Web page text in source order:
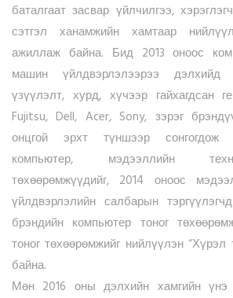
баталгаат засвар үйлчилгээ,
сэтгэл ханамжийн хамтаар
ажиллаж байна. Бид 2013 оноос
машин үйлдвэрлэлээрээ дэлхийд
үзүүлэлт, хурд, хүчээр гайхагдсан
Fujitsu, Dell, Acer, Sony, зэрэг
онцгой эрхт түншээр сонгогдож
компьютер, мэдээллийн
төхөөрөмжүүдийг, 2014 оноос
үйлдвэрлэлийн салбарын
брэндийн компьютер тоног
тоног төхөөрөмжийг нийлүүлэн
байна.
Мөн 2016 оны дэлхийн хамгийн үнэ